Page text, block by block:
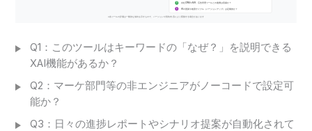
Q1：このツールはキーワードの「なぜ？」を説明できる
XAI機能があるか？
Q2：マーケ部門等の非エンジニアがノーコードで設定可
能か？
Q3：日々の進捗レポートやシナリオ提案が自動化されて